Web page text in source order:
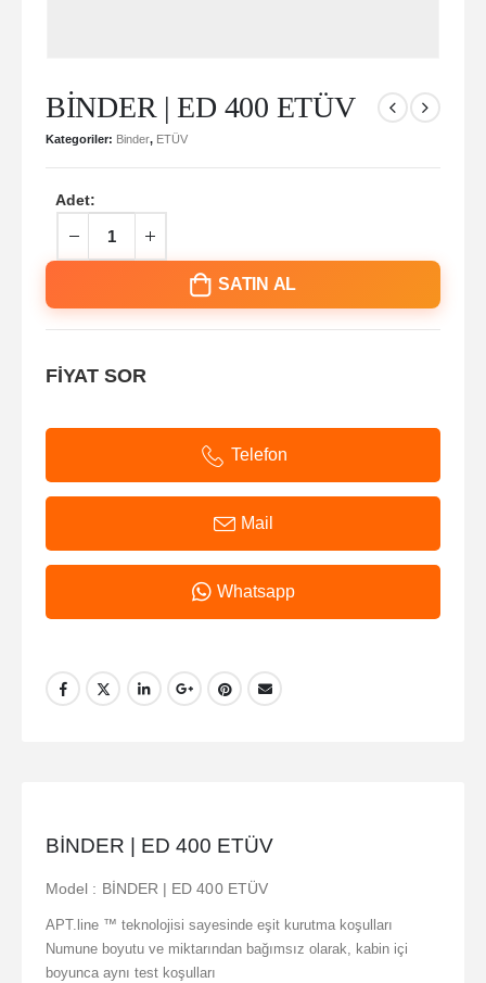
BİNDER | ED 400 ETÜV
Kategoriler: Binder, ETÜV
Adet:
SATIN AL
FİYAT SOR
Telefon
Mail
Whatsapp
BİNDER | ED 400 ETÜV
Model : BİNDER | ED 400 ETÜV
APT.line ™ teknolojisi sayesinde eşit kurutma koşulları
Numune boyutu ve miktarından bağımsız olarak, kabin içi
boyunca aynı test koşulları